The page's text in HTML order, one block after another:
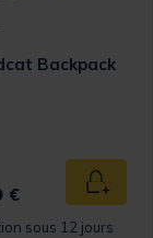
Backpack
€
sous 12 jours